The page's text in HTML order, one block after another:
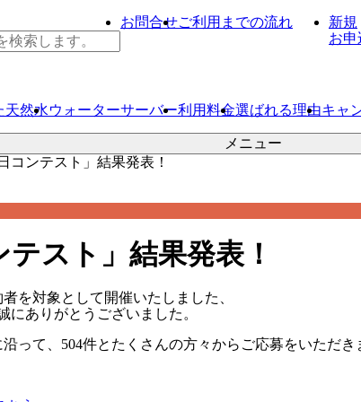
メニュー
天然水ウォーターサーバー利用料金選ばれる理由キャ
お問合せご利用までの流れ
新規
お申
コンテスト」結果発表！
スト」結果発表！
を対象として開催いたしました、
にありがとうございました。
って、 504件とたくさんの方々からご応募をいただき